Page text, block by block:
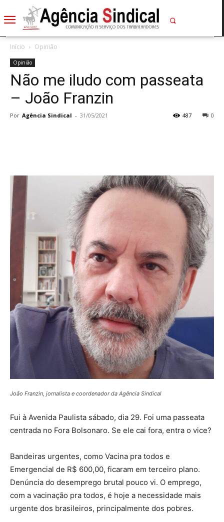
Início Opinião
Opinião
Não me iludo com passeata
– João Franzin
Por Agência Sindical - 31/05/2021 0
487
João Franzin, jornalista e coordenador da Agência Sindical
Fui à Avenida Paulista sábado, dia 29. Foi uma passeata
centrada no Fora Bolsonaro. Se ele cai fora, entra o vice?
Bandeiras urgentes, como Vacina pra todos e
Emergencial de R$ 600,00, ficaram em terceiro plano.
Denúncia do desemprego brutal pouco vi. O emprego,
com a vacinação pra todos, é hoje a necessidade mais
urgente dos brasileiros, principalmente dos pobres.